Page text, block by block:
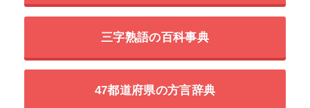
三字熟語の百科事典
47都道府県の方言辞典